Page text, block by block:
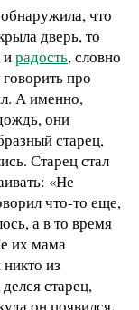
что
дверь, то
ирадость, словно
про
А именно,
они
старец,
Старец стал
«Не
что-то еще,
а в то время
их мама
из
старец,